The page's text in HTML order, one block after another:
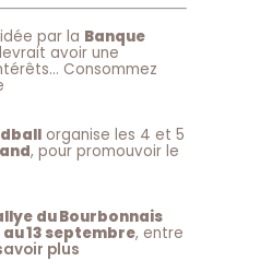
par la Banque
avoir une
Consommez
organise les 4 et 5
, pour promouvoir le
du Bourbonnais
au 13 septembre, entre
plus